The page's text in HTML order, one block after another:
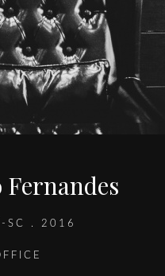
SC . 2016